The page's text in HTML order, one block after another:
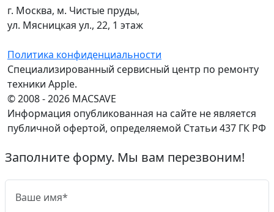
г. Москва, м. Чистые пруды,
ул. Мясницкая ул., 22, 1 этаж
Политика конфиденциальности
Специализированный сервисный центр по ремонту
техники Apple.
© 2008 - 2026 MACSAVE
Информация опубликованная на сайте не является
публичной офертой, определяемой Статьи 437 ГК РФ
Заполните форму. Мы вам перезвоним!